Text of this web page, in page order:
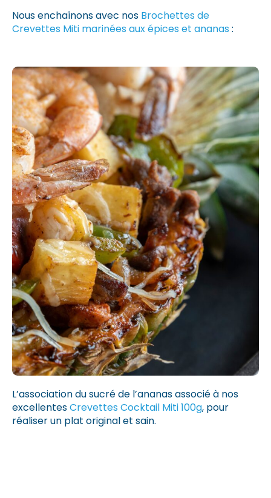
Nous enchaînons avec nos Brochettes de
Crevettes Miti marinées aux épices et ananas :
L’association du sucré de l’ananas associé à nos
excellentesCrevettes Cocktail Miti 100g, pour
réaliser un plat original et sain.